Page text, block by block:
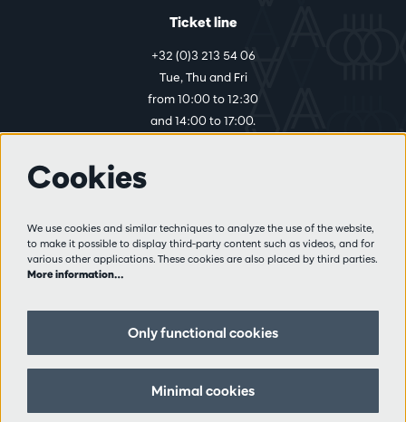
Ticket line
+32 (0)3 213 54 06
Tue, Thu and Fri
from 10:00 to 12:30
and 14:00 to 17:00.
Visitor rules
Privacy
Partners
Follow us
Cookies
We use cookies and similar techniques to analyze the use of the website,
to make it possible to display third-party content such as videos, and for
various other applications. These cookies are also placed by third parties.
More information…
Only functional cookies
Minimal cookies